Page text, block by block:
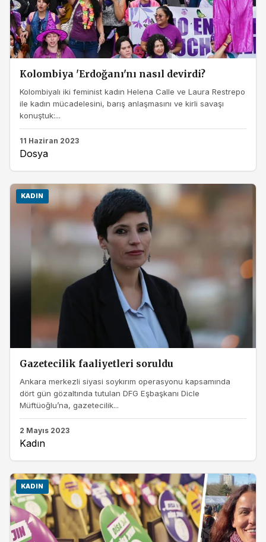
Kolombiya 'Erdoğanı'nı nasıl devirdi?
Kolombiyalı iki feminist kadın Helena Calle ve Laura Restrepo
ile kadın mücadelesini, barış anlaşmasını ve kirli savaşı
konuştuk:...
11 Haziran 2023
Dosya
KADIN
Gazetecilik faaliyetleri soruldu
Ankara merkezli siyasi soykırım operasyonu kapsamında
dört gün gözaltında tutulan DFG Eşbaşkanı Dicle
Müftüoğlu’na, gazetecilik...
2 Mayıs 2023
Kadın
KADIN